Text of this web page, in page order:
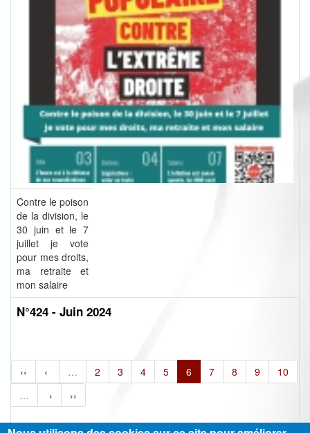
Contre le poison
de la division, le
30 juin et le 7
juillet je vote
pour mes droits,
ma retraite et
mon salaire
N°424 - Juin 2024
‹‹ ‹ … 2 3 4 5 6 7 8 9
10
…
› ››